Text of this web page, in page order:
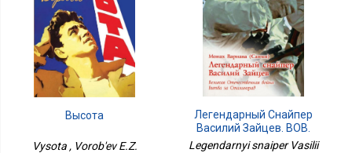
Высота
Vysota , Vorob'ev E.Z.
Легендарный Снайпер
Василий Зайцев. ВОВ.
Битва За Сталинград
Legendarnyi snaiper Vasilii